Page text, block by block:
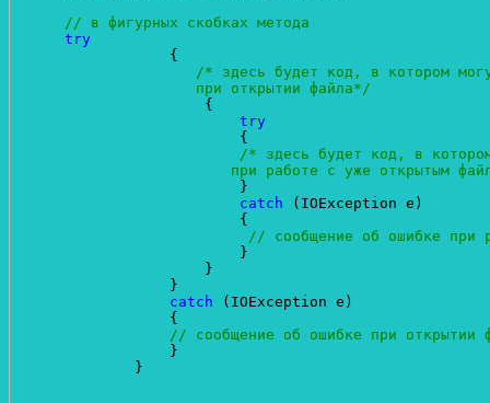
// в фигурных скобках метода
try
            {
/* здесь будет код, в котором
               при открытии файла*/
                {
try
                    {
/* здесь будет код, в
при работе с уже открытым
                    }
catch (IOException e)
                    {
// сообщение об ошибке при
                    }
                }
            }
catch (IOException e)
            {
// сообщение об ошибке при открытии
            }
        }